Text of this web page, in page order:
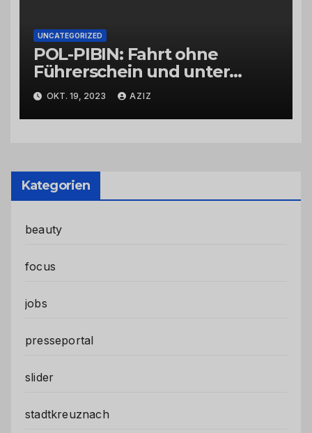
UNCATEGORIZED
POL-PIBIN: Fahrt ohne
Führerschein und unter
Einfluss von Drogen
OKT. 19, 2023 AZIZ
Kategorien
beauty
focus
jobs
presseportal
slider
stadtkreuznach